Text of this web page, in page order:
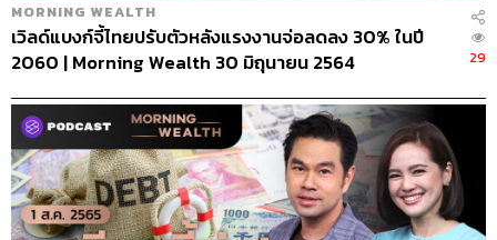
MORNING WEALTH
เวิลด์แบงก์จี้ไทยปรับตัวหลังแรงงานจ่อลดลง 30% ในปี
2060 | Morning Wealth 30 มิถุนายน 2564
29